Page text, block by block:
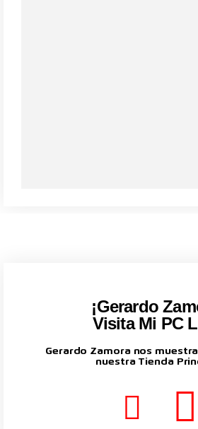
¡Gerardo
Visita Mi PC
Gerardo Zamora nos
nuestra Tienda